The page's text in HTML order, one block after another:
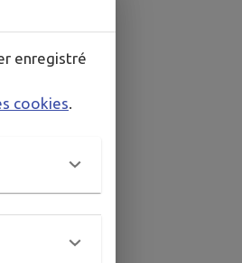
enregistré
cookies